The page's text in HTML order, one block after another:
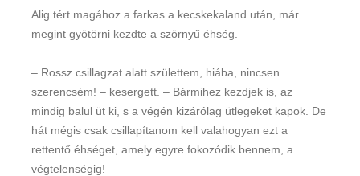
Alig tért magához a farkas a kecskekaland után, már
megint gyötörni kezdte a szörnyű éhség.
– Rossz csillagzat alatt születtem, hiába, nincsen
szerencsém! – kesergett. – Bármihez kezdjek is, az
mindig balul üt ki, s a végén kizárólag ütlegeket kapok. De
hát mégis csak csillapítanom kell valahogyan ezt a
rettentő éhséget, amely egyre fokozódik bennem, a
végtelenségig!